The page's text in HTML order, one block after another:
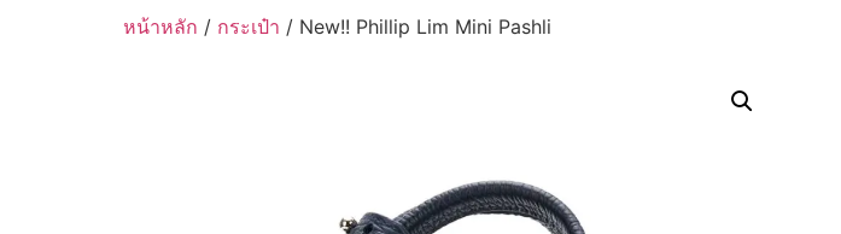
หน้าหลัก / กระเป๋า / New!! Phillip Lim Mini Pashli